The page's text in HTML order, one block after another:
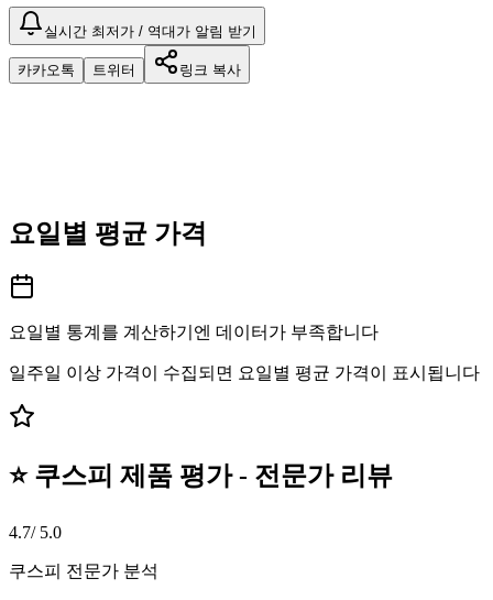
실시간 최저가 / 역대가 알림 받기
카카오톡 트위터 링크 복사
요일별 평균 가격
요일별 통계를 계산하기엔 데이터가 부족합니다
일주일 이상 가격이 수집되면 요일별 평균 가격이 표시됩니다
⭐ 쿠스피 제품 평가 - 전문가 리뷰
4.7/ 5.0
쿠스피 전문가 분석